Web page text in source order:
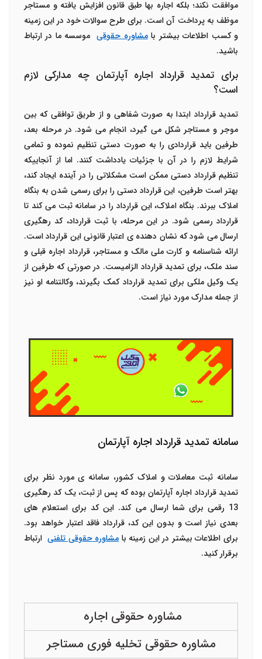
موافقت نکند؛ بلکه اجاره بها طبق قانون افزایش یافته و مستاجر
موظف به پرداخت آن است. برای طرح سوالات خود در این زمینه
و کسب اطلاعات بیشتر بامشاوره حقوقی موسسه ما در ارتباط
باشید.
برای تمدید قرارداد اجاره آپارتمان چه مدارکی لازم
است؟
تمدید قرارداد ابتدا به صورت شفاهی و از طریق توافقی که بین
موجر و مستاجر شکل می گیرد، انجام می شود. در مرحله بعد،
طرفین باید قراردادی را به صورت دستی تنظیم نموده و تمامی
شرایط لازم را در آن با جزئیات یادداشت کنند. اما از آنجاییکه
تنظیم قرارداد دستی ممکن است مشکلاتی را در آینده ایجاد کند،
بهتر است طرفین، این قرارداد دستی را برای رسمی شدن به بنگاه
املاک ببرند. بنگاه املاک، این قرارداد را در سامانه ثبت می کند تا
قرارداد رسمی شود. در این مرحله، با ثبت قرارداد، کد رهگیری
ارسال می شود که نشان دهنده ی اعتبار قانونی این قرارداد است.
ارائه شناسنامه و کارت ملی مالک و مستاجر، قرارداد اجاره قبلی و
سند ملک، برای تمدید قرارداد الزامیست. در صورتی که طرفین از
یک وکیل ملکی برای تمدید قرارداد کمک بگیرند، وکالتنامه او نیز
از جمله مدارک مورد نیاز است.
سامانه تمدید قرارداد اجاره آپارتمان
سامانه ثبت معاملات و املاک کشور، سامانه ی مورد نظر برای
تمدید قرارداد اجاره آپارتمان بوده که پس از ثبت، یک کد رهگیری
13 رقمی برای شما ارسال می کند. این کد برای استعلام های
بعدی نیاز است و بدون این کد، قرارداد فاقد اعتبار خواهد بود.
برای اطلاعات بیشتر در این زمینه بامشاوره حقوقی تلفنی ارتباط
برقرار کنید.
مشاوره حقوقی اجاره
مشاوره حقوقی تخلیه فوری مستاجر